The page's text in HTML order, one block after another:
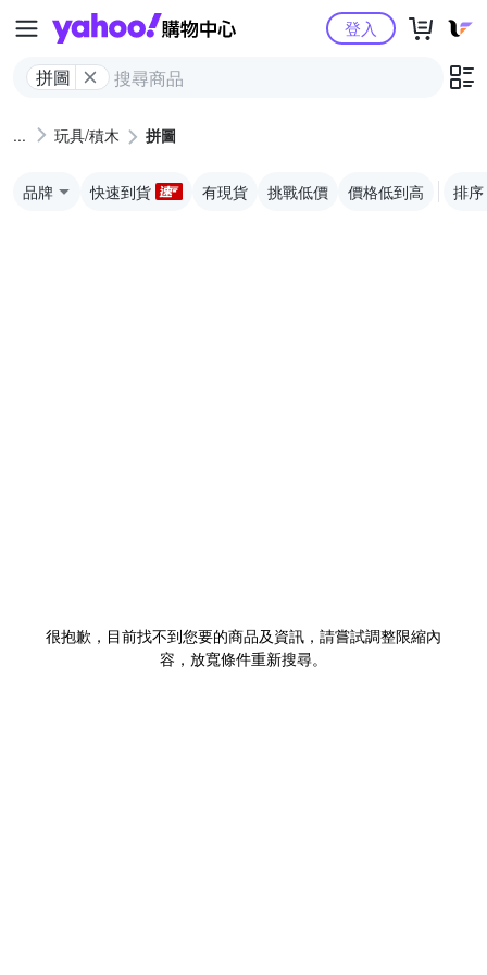
Yahoo購物中心
拼圖
登入
玩具/積木 拼圖
品牌 快速到貨 有現貨 挑戰低價 價格低到高 排序
很抱歉，目前找不到您要的商品及資訊，請嘗試調整限縮內
容，放寬條件重新搜尋。